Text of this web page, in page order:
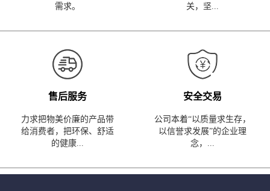
需求。
关，坚...
售后服务
力求把物美价廉的产品带
给消费者，把环保、舒适
的健康...
安全交易
公司本着“以质量求生存，
以信誉求发展”的企业理
念，...